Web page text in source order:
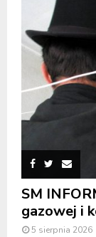
SM
gazowej i
5 sierpnia 2026